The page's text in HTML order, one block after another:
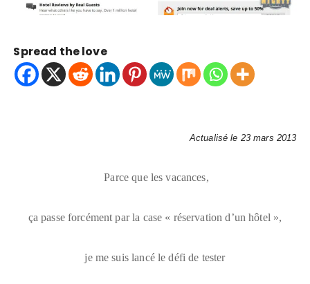
Spread the love
Actualisé le 23 mars 2013
Parce que les vacances,
ça passe forcément par la case « réservation d’un hôtel »,
je me suis lancé le défi de tester